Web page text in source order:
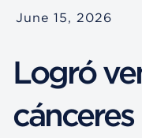
June 15, 2026
Logró